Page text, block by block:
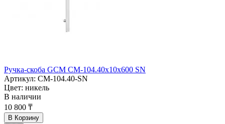
Ручка-скоба GCM CM-104.40x10x600 SN
Артикул: CM-104.40-SN
Цвет: никель
В наличии
10 800 ₸
В Корзину